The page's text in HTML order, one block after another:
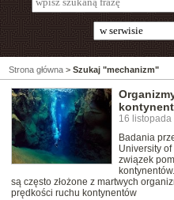
Strona główna > Szukaj "mechanizm"
16 listopada
Badania
University
związek
są często złożone z martwych
prędkości ruchu kontynentów